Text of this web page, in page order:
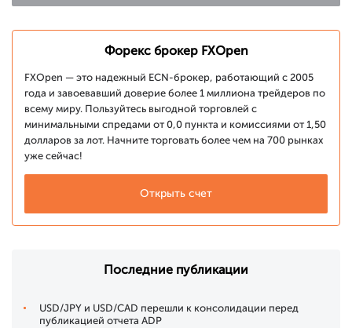
Форекс брокер FXOpen
FXOpen — это надежный ECN-брокер, работающий с 2005
года и завоевавший доверие более 1 миллиона трейдеров по
всему миру. Пользуйтесь выгодной торговлей с
минимальными спредами от 0,0 пункта и комиссиями от 1,50
долларов за лот. Начните торговать более чем на 700 рынках
уже сейчас!
Открыть счет
Последние публикации
USD/JPY и USD/CAD перешли к консолидации перед
публикацией отчета ADP